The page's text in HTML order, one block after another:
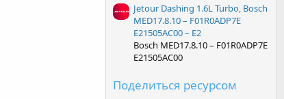
Jetour Dashing 1.6L Turbo, Bosch
MED17.8.10 – F01R0ADP7E
E21505AC00 – E2
Bosch MED17.8.10 – F01R0ADP7E
E21505AC00
Поделиться ресурсом